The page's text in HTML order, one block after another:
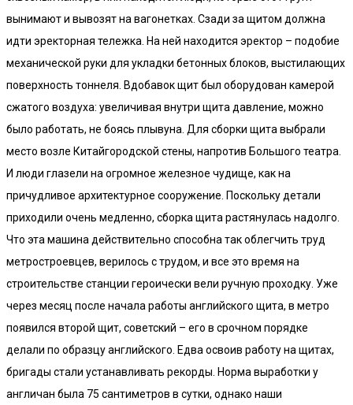
вынимают и вывозят на вагонетках. Сзади за щитом должна
идти эректорная тележка. На ней находится эректор – подобие
механической руки для укладки бетонных блоков, выстилающих
поверхность тоннеля. Вдобавок щит был оборудован камерой
сжатого воздуха: увеличивая внутри щита давление, можно
было работать, не боясь плывуна. Для сборки щита выбрали
место возле Китайгородской стены, напротив Большого театра.
И люди глазели на огромное железное чудище, как на
причудливое архитектурное сооружение. Поскольку детали
приходили очень медленно, сборка щита растянулась надолго.
Что эта машина действительно способна так облегчить труд
метростроевцев, верилось с трудом, и все это время на
строительстве станции героически вели ручную проходку. Уже
через месяц после начала работы английского щита, в метро
появился второй щит, советский – его в срочном порядке
делали по образцу английского. Едва освоив работу на щитах,
бригады стали устанавливать рекорды. Норма выработки у
англичан была 75 сантиметров в сутки, однако наши